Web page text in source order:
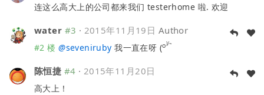
连这么高大上的公司都来我们 testerhome 啦. 欢迎
water #3 · 2015年11月19日 Author
#2 楼 @seveniruby 我一直在呀 (o)/~
陈恒捷 #4 · 2015年11月20日
高大上！